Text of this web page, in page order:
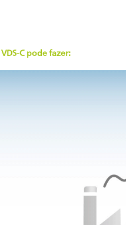
C pode fazer: